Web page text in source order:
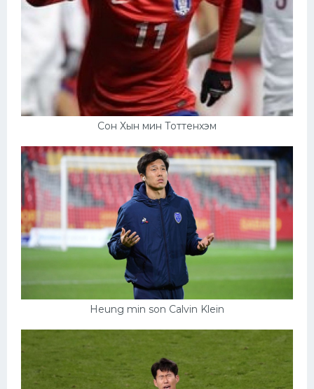
Сон Хын мин Тоттенхэм
Heung min son Calvin Klein